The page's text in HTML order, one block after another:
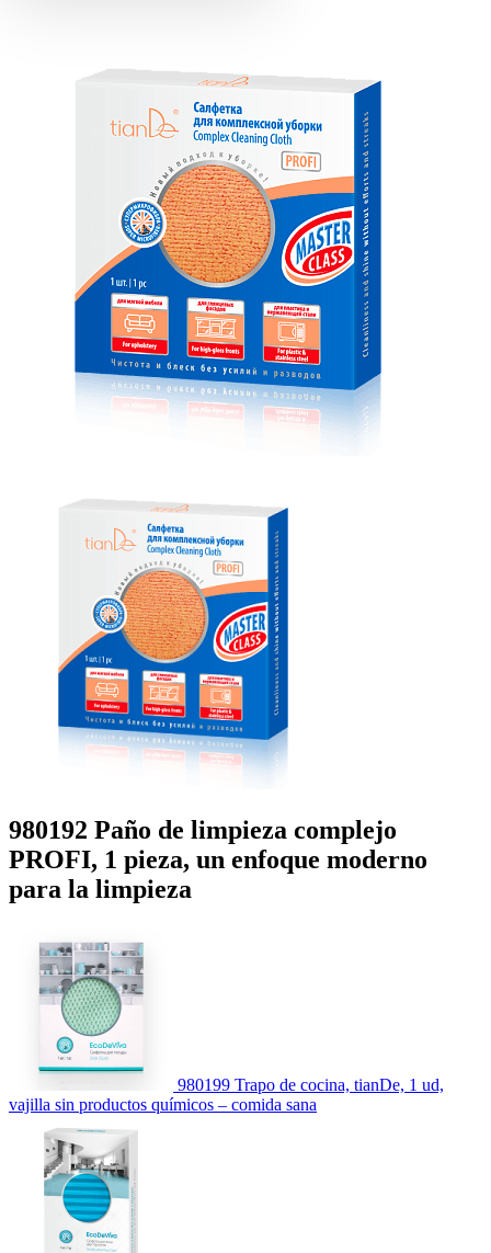
980192 Paño de limpieza complejo
PROFI, 1 pieza, un enfoque moderno
para la limpieza
980199 Trapo de cocina, tianDe, 1 ud,
vajilla sin productos químicos – comida sana